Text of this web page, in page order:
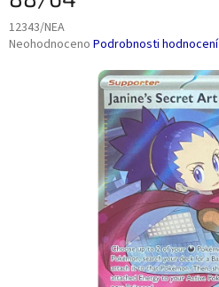
12343/NEA
Průměrné
Neohodnoceno Podrobnosti hodnocení